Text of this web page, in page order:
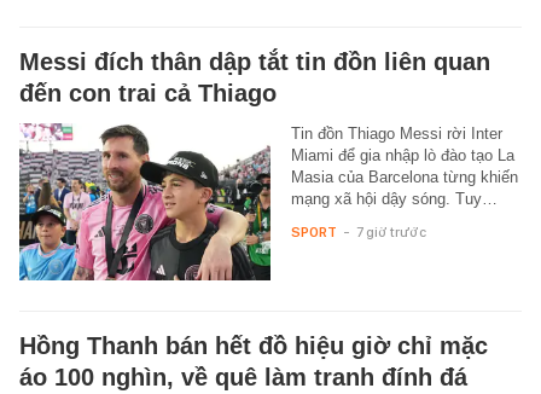
Messi đích thân dập tắt tin đồn liên quan
đến con trai cả Thiago
Tin đồn Thiago Messi rời Inter
Miami để gia nhập lò đào tạo La
Masia của Barcelona từng khiến
mạng xã hội dậy sóng. Tuy…
SPORT - 7 giờ trước
Hồng Thanh bán hết đồ hiệu giờ chỉ mặc
áo 100 nghìn, về quê làm tranh đính đá